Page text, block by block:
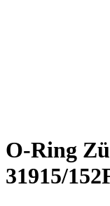
O-Ring
31915/